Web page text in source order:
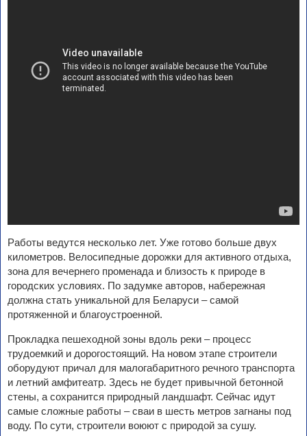
Работы ведутся несколько лет. Уже готово больше двух
километров. Велосипедные дорожки для активного отдыха,
зона для вечернего променада и близость к природе в
городских условиях. По задумке авторов, набережная
должна стать уникальной для Беларуси – самой
протяженной и благоустроенной.
Прокладка пешеходной зоны вдоль реки – процесс
трудоемкий и дорогостоящий. На новом этапе строители
оборудуют причал для малогабаритного речного транспорта
и летний амфитеатр. Здесь не будет привычной бетонной
стены, а сохранится природный ландшафт. Сейчас идут
самые сложные работы – сваи в шесть метров загнаны под
воду. По сути, строители воюют с природой за сушу.